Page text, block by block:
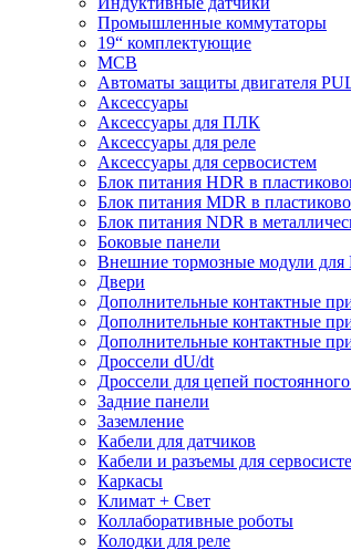
Промышленные коммутаторы
19“ комплектующие
MCB
Автоматы защиты двигателя
Аксессуары
Аксессуары для ПЛК
Аксессуары для реле
Аксессуары для сервосистем
Блок питания HDR в
Блок питания MDR в
Блок питания NDR в
Боковые панели
Внешние тормозные модули
Двери
Дополнительные контактные
Дополнительные контактные
Дополнительные контактные
Дроссели dU/dt
Дроссели для цепей постоянного
Задние панели
Заземление
Кабели для датчиков
Кабели и разъемы для
Каркасы
Климат + Свет
Коллаборативные роботы
Колодки для реле